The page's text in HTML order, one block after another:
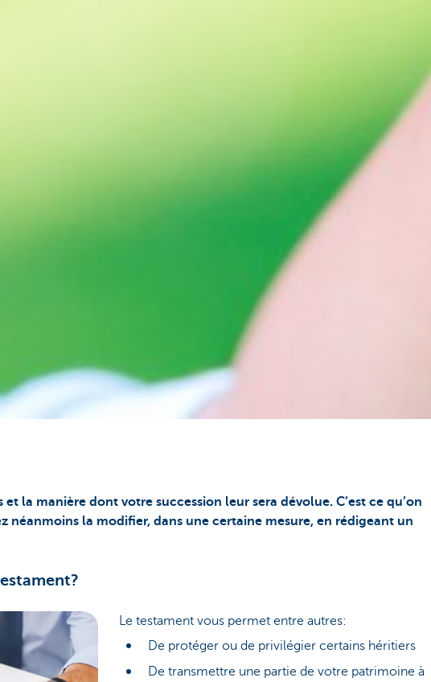
la manière dont votre succession leur sera dévolue. C’est ce qu’on
néanmoins la modifier, dans une certaine mesure, en rédigeant un
Le testament vous permet entre autres:
De protéger ou de privilégier certains héritiers
De transmettre une partie de votre patrimoine à